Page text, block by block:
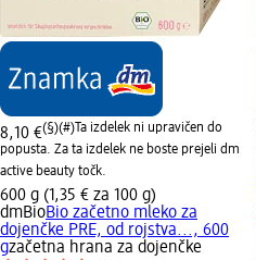
8,10 €(§)(#)Ta izdelek ni upravičen do
popusta. Za ta izdelek ne boste prejeli dm
active beauty točk.
600 g (1,35 € za 100 g)
dmBioBio začetno mleko za
dojenčke PRE, od rojstva..., 600
gzačetna hrana za dojenčke